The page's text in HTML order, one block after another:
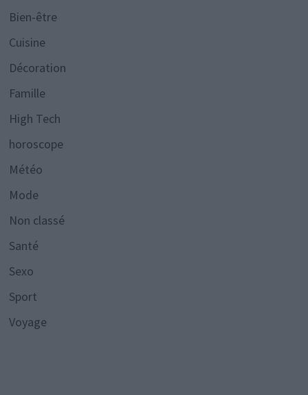
Bien-être
Cuisine
Décoration
Famille
High Tech
horoscope
Météo
Mode
Non classé
Santé
Sexo
Sport
Voyage